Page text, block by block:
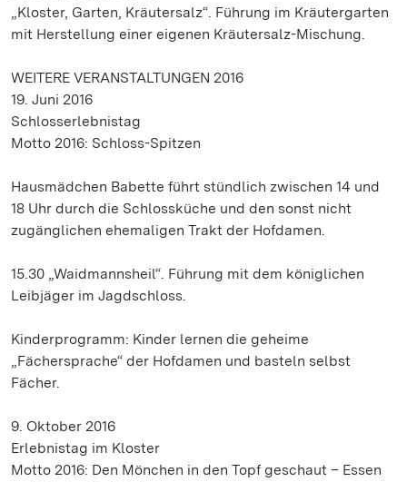
„Kloster, Garten, Kräutersalz“. Führung im Kräutergarten
mit Herstellung einer eigenen Kräutersalz-Mischung.
WEITERE VERANSTALTUNGEN 2016
19. Juni 2016
Schlosserlebnistag
Motto 2016: Schloss-Spitzen
Hausmädchen Babette führt stündlich zwischen 14 und
18 Uhr durch die Schlossküche und den sonst nicht
zugänglichen ehemaligen Trakt der Hofdamen.
15.30 „Waidmannsheil“. Führung mit dem königlichen
Leibjäger im Jagdschloss.
Kinderprogramm: Kinder lernen die geheime
„Fächersprache“ der Hofdamen und basteln selbst
Fächer.
9. Oktober 2016
Erlebnistag im Kloster
Motto 2016: Den Mönchen in den Topf geschaut – Essen